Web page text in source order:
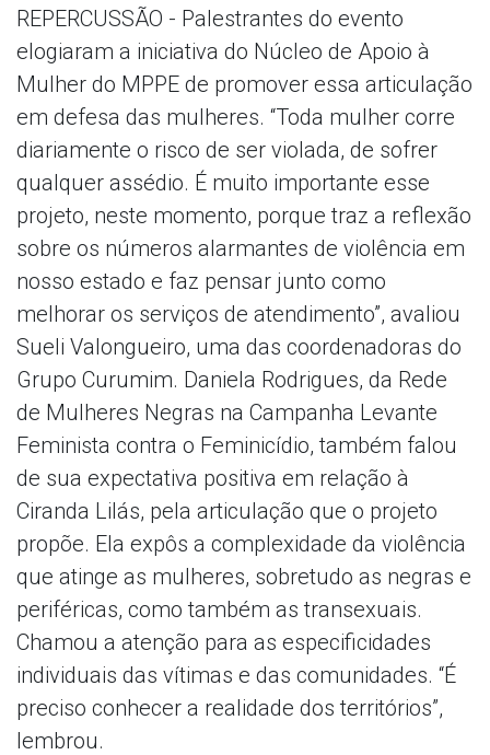
REPERCUSSÃO - Palestrantes do evento
elogiaram a iniciativa do Núcleo de Apoio à
Mulher do MPPE de promover essa articulação
em defesa das mulheres. “Toda mulher corre
diariamente o risco de ser violada, de sofrer
qualquer assédio. É muito importante esse
projeto, neste momento, porque traz a reflexão
sobre os números alarmantes de violência em
nosso estado e faz pensar junto como
melhorar os serviços de atendimento”, avaliou
Sueli Valongueiro, uma das coordenadoras do
Grupo Curumim. Daniela Rodrigues, da Rede
de Mulheres Negras na Campanha Levante
Feminista contra o Feminicídio, também falou
de sua expectativa positiva em relação à
Ciranda Lilás, pela articulação que o projeto
propõe. Ela expôs a complexidade da violência
que atinge as mulheres, sobretudo as negras e
periféricas, como também as transexuais.
Chamou a atenção para as especificidades
individuais das vítimas e das comunidades. “É
preciso conhecer a realidade dos territórios”,
lembrou.